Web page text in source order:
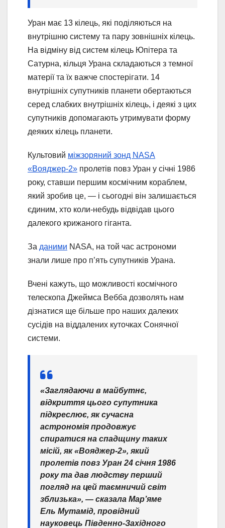
Уран має 13 кілець, які поділяються на
внутрішню систему та пару зовнішніх кілець.
На відміну від систем кілець Юпітера та
Сатурна, кільця Урана складаються з темної
матерії та їх важче спостерігати. 14
внутрішніх супутників планети обертаються
серед слабких внутрішніх кілець, і деякі з цих
супутників допомагають утримувати форму
деяких кілець планети.
Культовий міжзоряний зонд NASA
«Вояджер-2» пролетів повз Уран у січні 1986
року, ставши першим космічним кораблем,
який зробив це, — і сьогодні він залишається
єдиним, хто коли-небудь відвідав цього
далекого крижаного гіганта.
За даними NASA, на той час астрономи
знали лише про п’ять супутників Урана.
Вчені кажуть, що можливості космічного
телескопа Джеймса Вебба дозволять нам
дізнатися ще більше про наших далеких
сусідів на віддалених куточках Сонячної
системи.
«Заглядаючи в майбутнє,
відкриття цього супутника
підкреслює, як сучасна
астрономія продовжує
спиратися на спадщину таких
місій, як «Вояджер-2», який
пролетів повз Уран 24 січня 1986
року та дав людству перший
погляд на цей таємничий світ
зблизька», — сказала Мар’яме
Ель Мутамід, провідний
науковець Південно-Західного